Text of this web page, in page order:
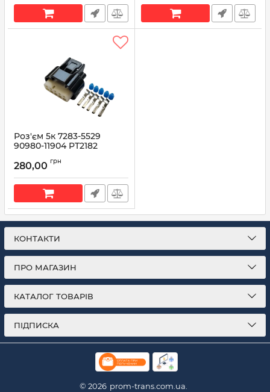
Роз'єм 5к 7283-5529
90980-11904 PT2182
Артикул: 88988933
280,00 грн
КОНТАКТИ
ПРО МАГАЗИН
КАТАЛОГ ТОВАРІВ
ПІДПИСКА
© 2026 prom-trans.com.ua.